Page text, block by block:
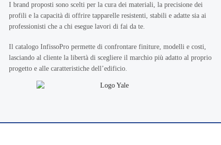
I brand proposti sono scelti per la cura dei materiali, la precisione dei
profili e la capacità di offrire tapparelle resistenti, stabili e adatte sia ai
professionisti che a chi esegue lavori di fai da te.
Il catalogo InfissoPro permette di confrontare finiture, modelli e costi,
lasciando al cliente la libertà di scegliere il marchio più adatto al proprio
progetto e alle caratteristiche dell’edificio.